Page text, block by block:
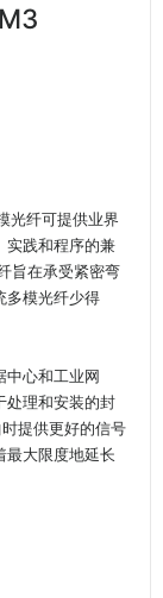
光纤可提供业界
实践和程序的兼
旨在承受紧密弯
多模光纤少得
中心和工业网
处理和安装的封
提供更好的信号
最大限度地延长